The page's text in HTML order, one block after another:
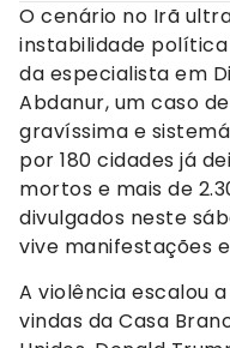
O cenário no Irã
instabilidade
da especialista em
Abdanur, um caso
gravíssima e
por 180 cidades já
mortos e mais de
divulgados neste
vive manifestações
A violência escalou
vindas da Casa